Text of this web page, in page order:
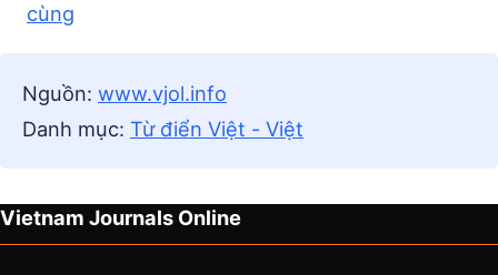
cùng
Nguồn: www.vjol.info
Danh mục: Từ điển Việt - Việt
Vietnam Journals Online